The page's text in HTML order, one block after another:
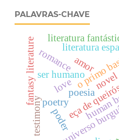
PALAVRAS-CHAVE
eça de
o primo
poderuniverso
amor
poesia
ser humano
love
poetry
literatura
literatura
fantasy literature
testimony
romance
novel